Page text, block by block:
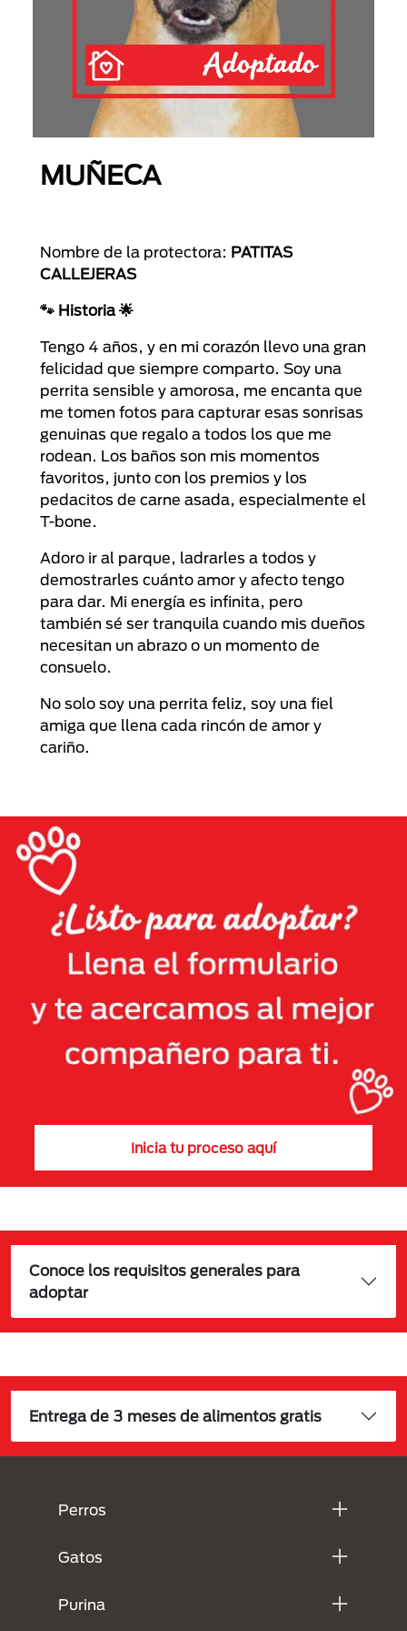
MUÑECA
Nombre de la protectora: PATITAS
CALLEJERAS
🐾 Historia 🌟
Tengo 4 años, y en mi corazón llevo una gran
felicidad que siempre comparto. Soy una
perrita sensible y amorosa, me encanta que
me tomen fotos para capturar esas sonrisas
genuinas que regalo a todos los que me
rodean. Los baños son mis momentos
favoritos, junto con los premios y los
pedacitos de carne asada, especialmente el
T-bone.
Adoro ir al parque, ladrarles a todos y
demostrarles cuánto amor y afecto tengo
para dar. Mi energía es infinita, pero
también sé ser tranquila cuando mis dueños
necesitan un abrazo o un momento de
consuelo.
No solo soy una perrita feliz, soy una fiel
amiga que llena cada rincón de amor y
cariño.
Inicia tu proceso aquí
Conoce los requisitos generales para
adoptar
Entrega de 3 meses de alimentos gratis
Perros
Gatos
Purina